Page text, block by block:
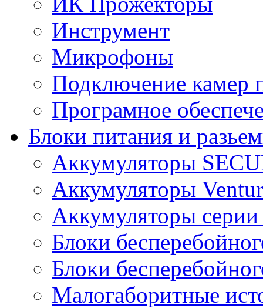
Инструмент
Микрофоны
Подключение камер
Програмное
Блоки питания и
Аккумуляторы
Аккумуляторы
Аккумуляторы
Блоки
Блоки
Малогаборитные